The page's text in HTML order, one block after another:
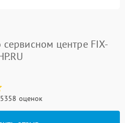
центре FIX-
5358 оценок